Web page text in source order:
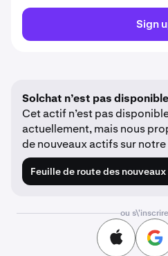
Sign
Solchat n’est pas
Cet actif n’est pas
actuellement, mais nous
de nouveaux actifs sur
Feuille de route des
ou